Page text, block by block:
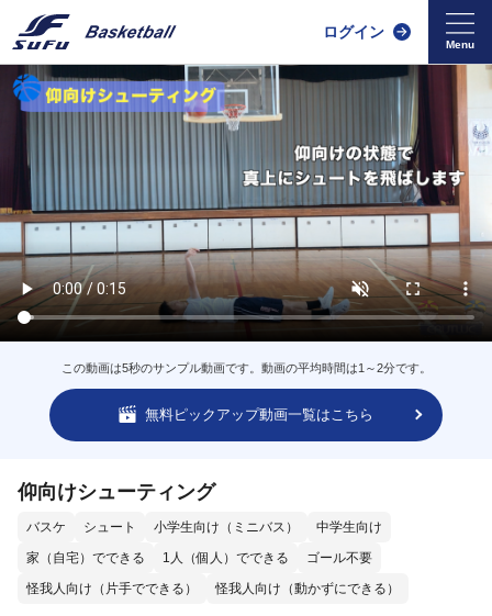
ログイン
この動画は5秒のサンプル動画です。動画の平均時間は1～2分です。
無料ピックアップ動画一覧はこちら
仰向けシューティング
バスケ シュート 小学生向け（ミニバス）
中学生向け
家（自宅）でできる
1人（個人）でできる
ゴール不要
怪我人向け（片手でできる）
怪我人向け（動かずにできる）